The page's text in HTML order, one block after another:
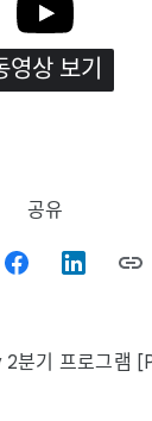
영상 보기
공유
분기 프로그램